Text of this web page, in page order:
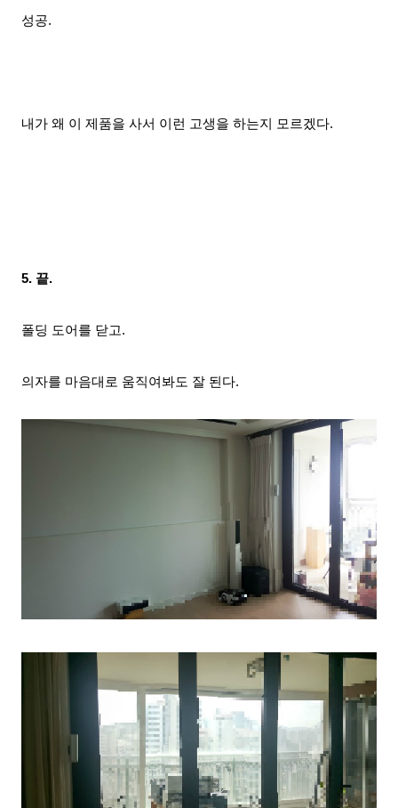
성공.
내가 왜 이 제품을 사서 이런 고생을 하는지 모르겠다.
5. 끝.
폴딩 도어를 닫고.
의자를 마음대로 움직여봐도 잘 된다.